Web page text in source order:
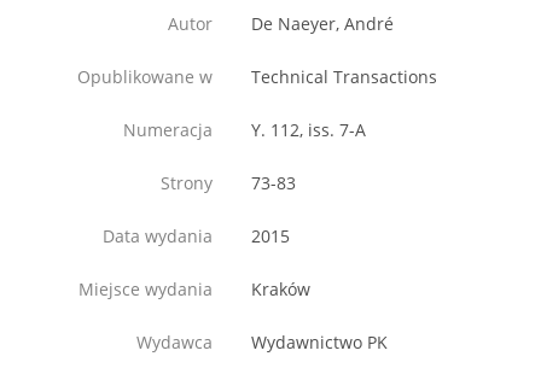
Autor De Naeyer, André
Opublikowane w Technical Transactions
Numeracja Y. 112, iss. 7-A
Strony 73-83
Data wydania 2015
Miejsce wydania Kraków
Wydawca Wydawnictwo PK